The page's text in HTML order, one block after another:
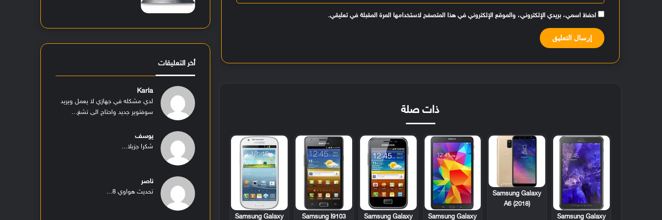
احفظ اسمي، بريدي الإلكتروني، والموقع الإلكتروني في هذا المتصفح لاستخدامها المرة المقبلة في تعليقي.
ذات صلة
Samsung Galaxy
Samsung Galaxy
A6 (2018)
Samsung Galaxy
Samsung Galaxy
Samsung I9103
Samsung Galaxy
أخر التعليقات
Karla
لدي مشكله في جهازي لا يعمل ويريد
سوفتوير جديد واحتاج الى تشغ...
يوسف
شكرا جزيلا...
ناصر
تحديث هواوي 8...